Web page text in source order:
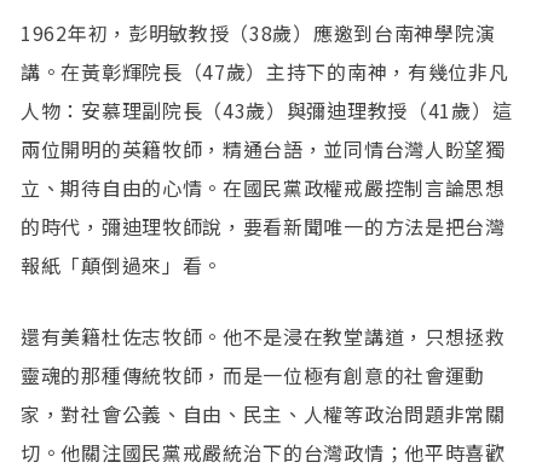
1962年初，彭明敏教授（38歲）應邀到台南神學院演
講。在黃彰輝院長（47歲）主持下的南神，有幾位非凡
人物：安慕理副院長（43歲）與彌迪理教授（41歲）這
兩位開明的英籍牧師，精通台語，並同情台灣人盼望獨
立、期待自由的心情。在國民黨政權戒嚴控制言論思想
的時代，彌迪理牧師說，要看新聞唯一的方法是把台灣
報紙「顛倒過來」看。
還有美籍杜佐志牧師。他不是浸在教堂講道，只想拯救
靈魂的那種傳統牧師，而是一位極有創意的社會運動
家，對社會公義、自由、民主、人權等政治問題非常關
切。他關注國民黨戒嚴統治下的台灣政情；他平時喜歡